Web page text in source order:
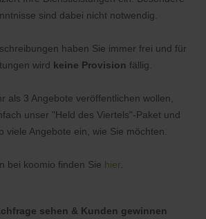
sind dabei nicht notwendig.
haben Sie immer frei und für
wird keine Provision fällig.
als 3 Angebote veröffentlichen wollen,
unser "Held des Viertels"-Paket und
viele Angebote ein, wie Sie möchten.
bei koomio finden Sie hier
sehen & Kunden gewinnen